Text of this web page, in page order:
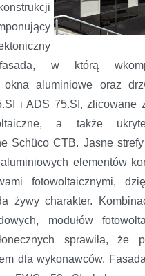
w którą
okna aluminiowe oraz
i ADS 75.SI, zlicowane
a także
Schüco CTB. Jasne
elementów
fotowoltaicznymi,
żywy charakter.
modułów
sprawiła, że
dla wykonawców.